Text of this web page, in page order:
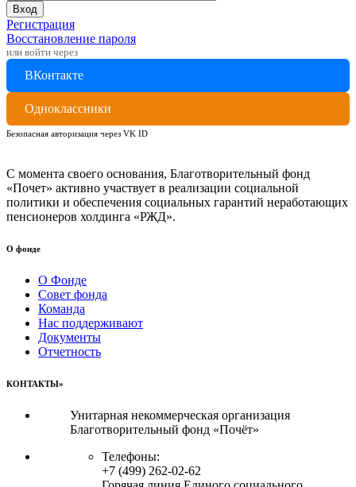
Регистрация
Восстановление пароля
или войти через
ВКонтакте
Одноклассники
Безопасная авторизация через VK ID
С момента своего основания, Благотворительный фонд
«Почет» активно участвует в реализации социальной
политики и обеспечения социальных гарантий неработающих
пенсионеров холдинга «РЖД».
О фонде
О Фонде
Совет фонда
Команда
Нас поддерживают
Документы
Отчетность
КОНТАКТЫ»
Унитарная некоммерческая организация
Благотворительный фонд «Почёт»
Телефоны:
+7 (499) 262-02-62